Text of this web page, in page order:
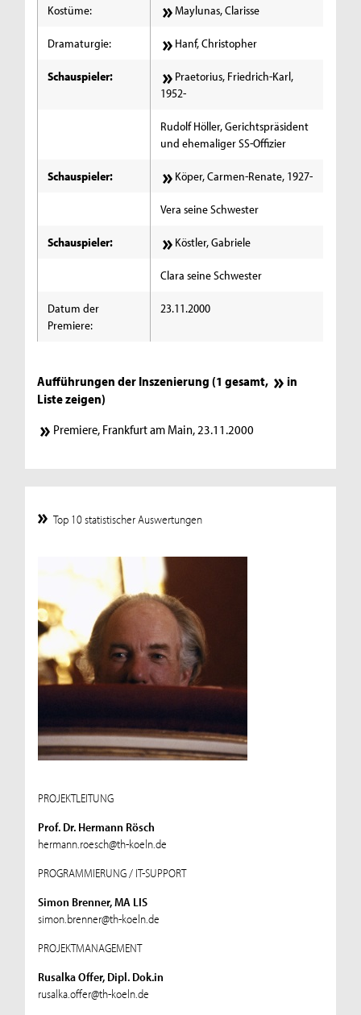
Kostüme: Maylunas, Clarisse
Dramaturgie: Hanf, Christopher
Schauspieler:
Praetorius, Friedrich-Karl,
1952-
Rudolf Höller, Gerichtspräsident
und ehemaliger SS-Offizier
Schauspieler: Köper, Carmen-Renate, 1927-
Vera seine Schwester
Schauspieler: Köstler, Gabriele
Clara seine Schwester
Datum der
Premiere:
23.11.2000
Aufführungen der Inszenierung (1 gesamt,
in
Liste zeigen)
Premiere, Frankfurt am Main, 23.11.2000
Top 10 statistischer Auswertungen
PROJEKTLEITUNG
Prof. Dr. Hermann Rösch
hermann.roesch@th-koeln.de
PROGRAMMIERUNG / IT-SUPPORT
Simon Brenner, MA LIS
simon.brenner@th-koeln.de
PROJEKTMANAGEMENT
Rusalka Offer, Dipl. Dok.in
rusalka.offer@th-koeln.de